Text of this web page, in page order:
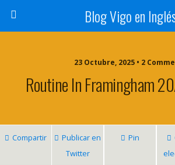
Blog Vigo en
23 Octubre, 2025 • 2
Routine In Framingham
Compartir
Publicar en
Twitter
Pin